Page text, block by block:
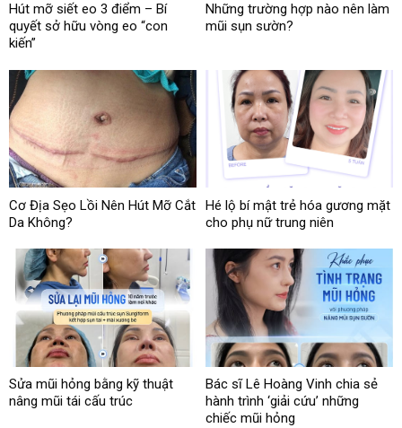
Hút mỡ siết eo 3 điểm – Bí
quyết sở hữu vòng eo “con
kiến”
Những trường hợp nào nên làm
mũi sụn sườn?
Cơ Địa Sẹo Lồi Nên Hút Mỡ Cắt
Da Không?
Hé lộ bí mật trẻ hóa gương mặt
cho phụ nữ trung niên
Sửa mũi hỏng bằng kỹ thuật
nâng mũi tái cấu trúc
Bác sĩ Lê Hoàng Vinh chia sẻ
hành trình ‘giải cứu’ những
chiếc mũi hỏng